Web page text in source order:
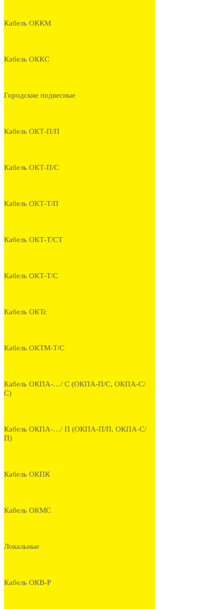
Кабель ОККМ
Кабель ОККС
Городские подвесные
Кабель ОКТ-П/П
Кабель ОКТ-П/С
Кабель ОКТ-Т/П
Кабель ОКТ-Т/СТ
Кабель ОКТ-Т/С
Кабель ОКТс
Кабель ОКТМ-Т/С
Кабель ОКПА-…/ С (ОКПА-П/С, ОКПА-С/
С)
Кабель ОКПА-…/ П (ОКПА-П/П, ОКПА-С/
П)
Кабель ОКПК
Кабель ОКМС
Локальные
Кабель ОКВ-Р